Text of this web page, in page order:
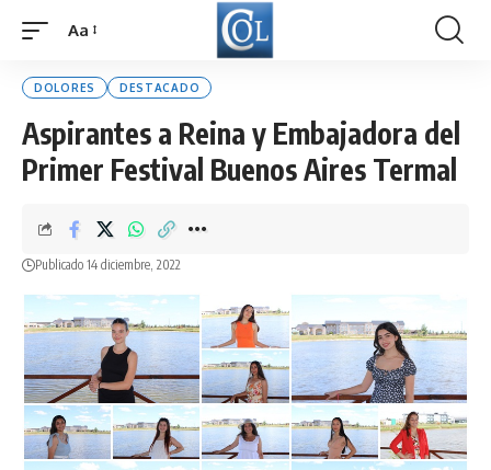
Font
Aa
DOLORES DESTACADO
Aspirantes a Reina y Embajadora del
Primer Festival Buenos Aires Termal
Publicado 14 diciembre, 2022